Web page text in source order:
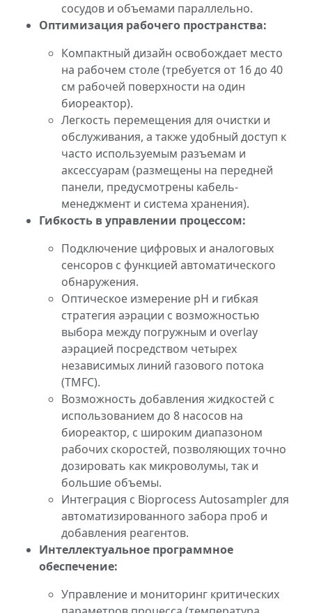
сосудов и объемами параллельно.
Оптимизация рабочего пространства:
Компактный дизайн освобождает место
на рабочем столе (требуется от 16 до 40
см рабочей поверхности на один
биореактор).
Легкость перемещения для очистки и
обслуживания, а также удобный доступ к
часто используемым разъемам и
аксессуарам (размещены на передней
панели, предусмотрены кабель-
менеджмент и система хранения).
Гибкость в управлении процессом:
Подключение цифровых и аналоговых
сенсоров с функцией автоматического
обнаружения.
Оптическое измерение pH и гибкая
стратегия аэрации с возможностью
выбора между погружным и overlay
аэрацией посредством четырех
независимых линий газового потока
(TMFC).
Возможность добавления жидкостей с
использованием до 8 насосов на
биореактор, с широким диапазоном
рабочих скоростей, позволяющих точно
дозировать как микроволумы, так и
большие объемы.
Интеграция с Bioprocess Autosampler для
автоматизированного забора проб и
добавления реагентов.
Интеллектуальное программное
обеспечение:
Управление и мониторинг критических